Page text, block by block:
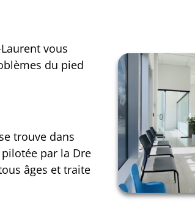
vous
du pied
trouve dans
par la Dre
âges et traite